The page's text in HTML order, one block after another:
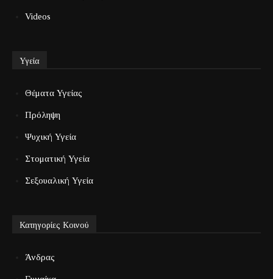
Videos
Υγεία
Θέματα Υγείας
Πρόληψη
Ψυχική Υγεία
Στοματική Υγεία
Σεξουαλική Υγεία
Κατηγορίες Κοινού
Άνδρας